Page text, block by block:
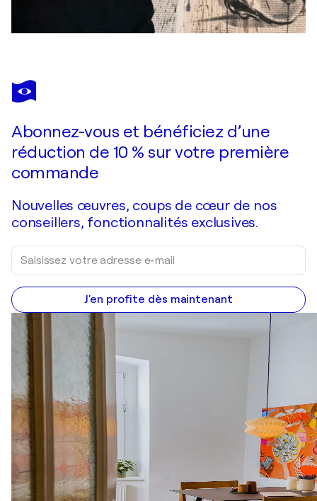
Abonnez-vous et bénéficiez d’une
réduction de 10 % sur votre première
commande
Nouvelles œuvres, coups de cœur de nos
conseillers, fonctionnalités exclusives.
J'en profite dès maintenant